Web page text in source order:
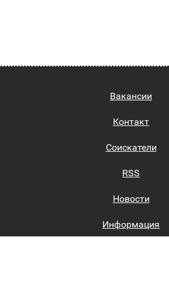
Вакансии
Контакт
Соискатели
RSS
Новости
Информация